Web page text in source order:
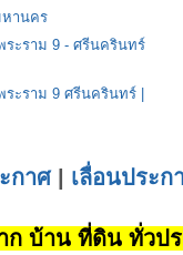
หานคร
ระราม 9 - ศรีนครินทร์
ระราม 9 ศรีนครินทร์
กาศ| เลื่อนประก
บ้าน ที่ดิน ทั่วปร